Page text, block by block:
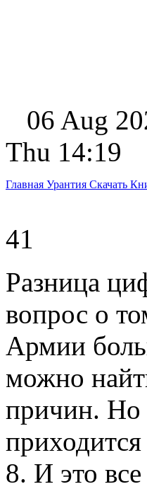
06 Aug
Thu 14:19
Главная Урантия Скачать
41
Разница
вопрос о
Армии
можно
причин. Но
8. И это